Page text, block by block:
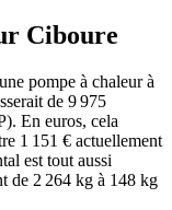
Ciboure
pompe à chaleur à
de 9 975
En euros, cela
1 151 € actuellement
est tout aussi
de 2 264 kg à 148 kg